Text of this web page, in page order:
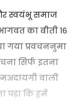
स्वयंभू समाज
का बीती 16
गया प्रवचननुमा
सिर्फ इतना
वाली
पड़ा कि हमें